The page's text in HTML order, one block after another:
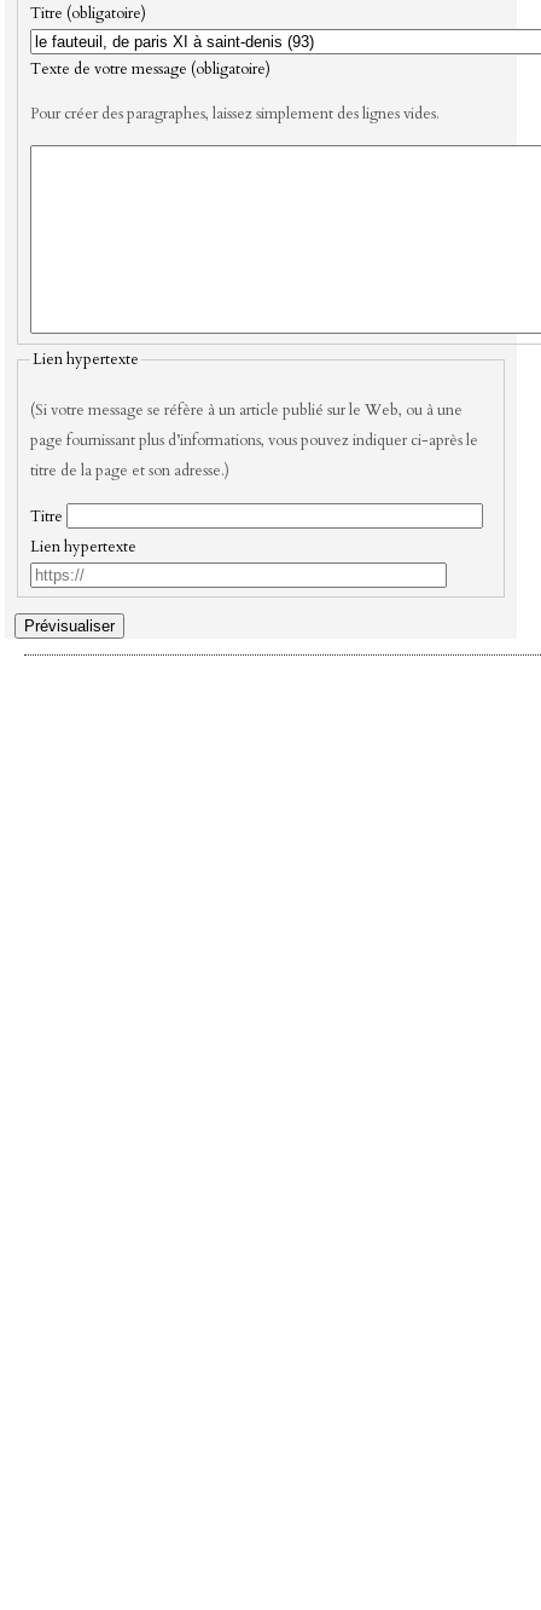
Titre (obligatoire)
Texte de votre message (obligatoire)
Pour créer des paragraphes, laissez simplement des lignes vides.
Lien hypertexte
(Si votre message se réfère à un article publié sur le Web, ou à une
page fournissant plus d’informations, vous pouvez indiquer ci-après le
titre de la page et son adresse.)
Titre
Lien hypertexte